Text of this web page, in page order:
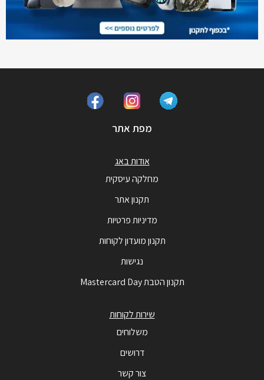
מפת אתר
אודות באג
מחלקה עיסקית
תקנון אתר
מדיניות פרטיות
תקנון מועדון לקוחות
נגישות
תקנון הטבת Mastercard Day
שירות לקוחות
משלוחים
דרושים
צור קשר